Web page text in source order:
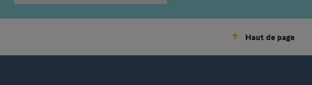
Haut de page